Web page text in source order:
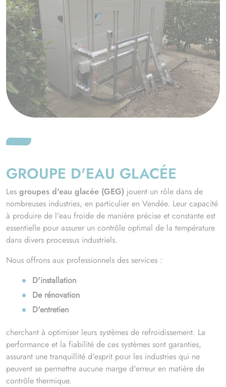
GROUPE D'EAU GLACÉE
Les groupes d'eau glacée (GEG) jouent un rôle dans de
nombreuses industries, en particulier en Vendée. Leur capacité
à produire de l'eau froide de manière précise et constante est
essentielle pour assurer un contrôle optimal de la température
dans divers processus industriels.
Nous offrons aux professionnels des services :
D'installation
De rénovation
D'entretien
cherchant à optimiser leurs systèmes de refroidissement. La
performance et la fiabilité de ces systèmes sont garanties,
assurant une tranquillité d'esprit pour les industries qui ne
peuvent se permettre aucune marge d'erreur en matière de
contrôle thermique.